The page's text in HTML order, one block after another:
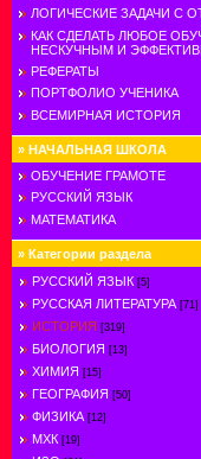
ЛОГИЧЕСКИЕ ЗАДАЧИ С
КАК СДЕЛАТЬ ЛЮБОЕ
НЕСКУЧНЫМ И
РЕФЕРАТЫ
ПОРТФОЛИО УЧЕНИКА
ВСЕМИРНАЯ ИСТОРИЯ
» НАЧАЛЬНАЯ ШКОЛА
ОБУЧЕНИЕ ГРАМОТЕ
РУССКИЙ ЯЗЫК
МАТЕМАТИКА
» Категории раздела
РУССКИЙ ЯЗЫК [5]
РУССКАЯ ЛИТЕРАТУРА [71]
ИСТОРИЯ [319]
БИОЛОГИЯ [13]
ХИМИЯ [15]
ГЕОГРАФИЯ [50]
ФИЗИКА [12]
МХК [19]